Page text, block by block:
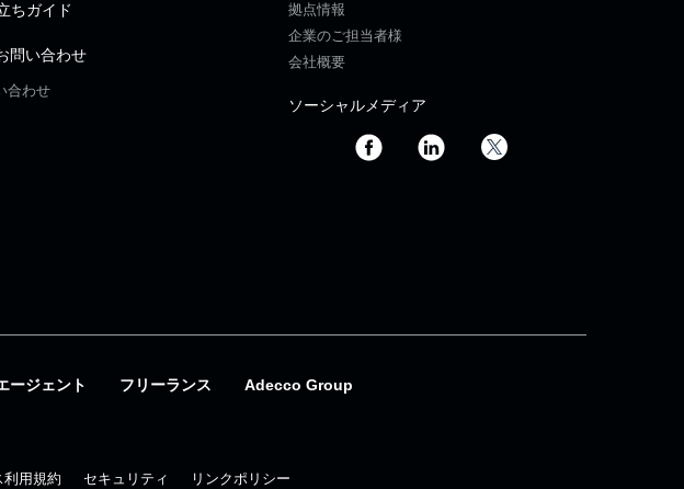
ちガイド
問い合わせ
合わせ
拠点情報
企業のご担当者様
会社概要
ソーシャルメディア
ージェント フリーランス Adecco Group
利用規約 セキュリティ リンクポリシー